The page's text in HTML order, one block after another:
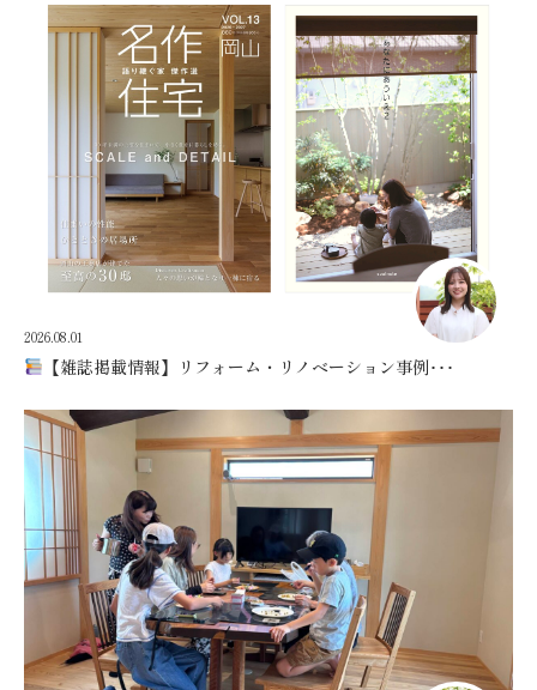
2026.08.01
【雑誌掲載情報】リフォーム・リノベーション事例･･･